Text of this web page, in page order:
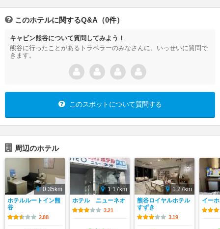
このホテルに関するQ&A（0件）
キャビン熊谷について質問してみよう！
熊谷に行ったことがあるトラベラーのみなさんに、いっせいに質問で
きます。
このスポットについて質問する
周辺のホテル
0.35km
ホテルルートイン熊
谷
2.88
1.17km
ホテル ニューネオ
3.21
1.27km
熊谷ロイヤルホテル
すずき
3.19
イー